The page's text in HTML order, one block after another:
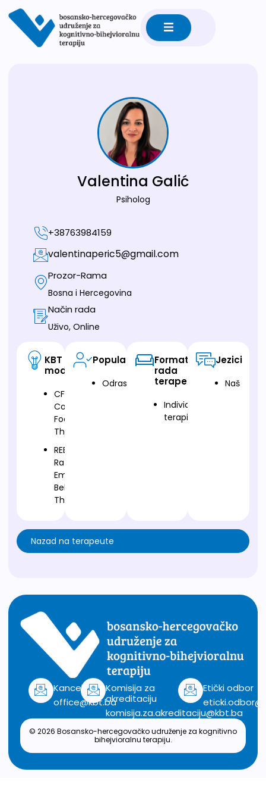
Valentina Galić
Psiholog
+38763984159
valentinaperic5@gmail.com
Prozor-Rama
Bosna i Hercegovina
Način rada
Uživo, Online
KBT
modalitet
CFT-
Compassion
Focused
Therapy
REBT-
Rational
Emotive
Behavior
Therapy
Populacija
Odrasli
Format
rada
terapeuta
Individualna
terapija
Jezici
Naš
Nazad na terapeute
Kancelarija
office@kbt.ba
Komisija za
akreditaciju
komisija.za.akreditaciju@kbt.ba
Etički odbor
© 2026 Bosansko-hercegovačko udruženje za kognitivno
bihejvioralnu terapiju.